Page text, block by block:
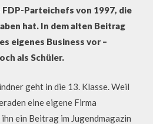
Parteichefs von 1997, die
hat. In dem alten Beitrag
eigenes Business vor –
als Schüler.
geht in die 13. Klasse. Weil
eine eigene Firma
ein Beitrag im Jugendmagazin